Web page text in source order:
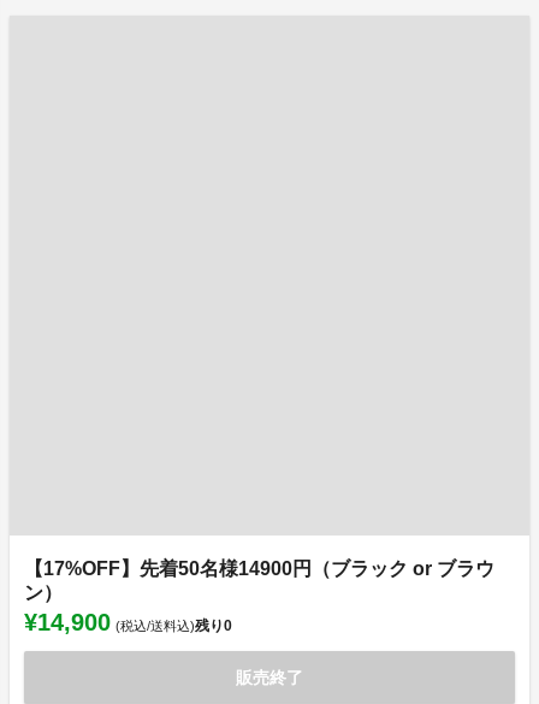
【17%OFF】先着50名様14900円（ブラック or ブラウ
ン）
¥14,900 (税込/送料込)残り0
販売終了